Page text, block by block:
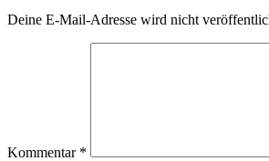
Deine E-Mail-Adresse wird nicht
Kommentar *